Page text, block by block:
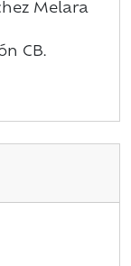
Melara
CB.